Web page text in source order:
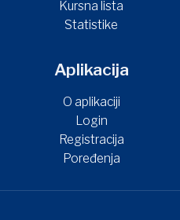
Kursna lista
Statistike
Aplikacija
O aplikaciji
Login
Registracija
Poređenja